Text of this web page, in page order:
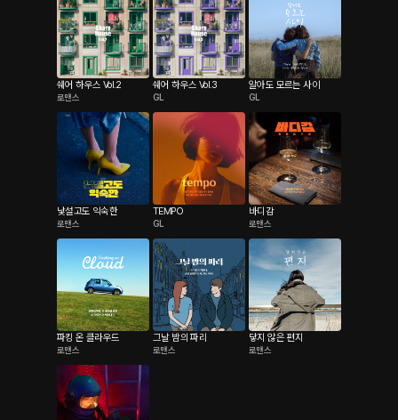
쉐어 하우스 Vol.2
로맨스
쉐어 하우스 Vol.3
GL
알아도 모르는 사이
GL
낯설고도 익숙한
로맨스
TEMPO
GL
바디감
로맨스
파킹 온 클라우드
로맨스
그날 밤의 파리
로맨스
닿지 않은 편지
로맨스